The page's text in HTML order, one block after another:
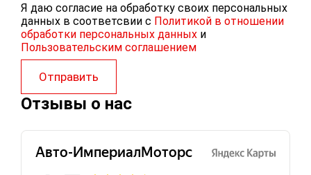
Я даю согласие на обработку своих персональных
данных в соответсвии с Политикой в отношении
обработки персональных данных и
Пользовательским соглашением
Отправить
Отзывы о нас